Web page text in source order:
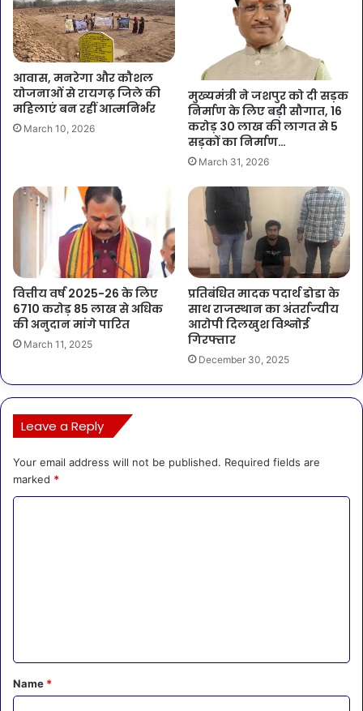
आवास, मनरेगा और कौशल
योजनाओं से रायगढ़ जिले की
महिलाएं बन रहीं आत्मनिर्भर
March 10, 2026
मुख्यमंत्री ने जशपुर को दी सड़क
निर्माण के लिए बड़ी सौगात, 16
करोड़ 30 लाख की लागत से 5
सड़कों का निर्माण…
March 31, 2026
वित्तीय वर्ष 2025-26 के लिए
6710 करोड़ 85 लाख से अधिक
की अनुदान मांगे पारित
March 11, 2025
प्रतिबंधित मादक पदार्थ डोडा के
साथ राजस्थान का अंतर्राज्यीय
आरोपी दिलखुश विश्नोई
गिरफ्तार
December 30, 2025
Leave a Reply
Your email address will not be published. Required fields are
marked *
*
Name *